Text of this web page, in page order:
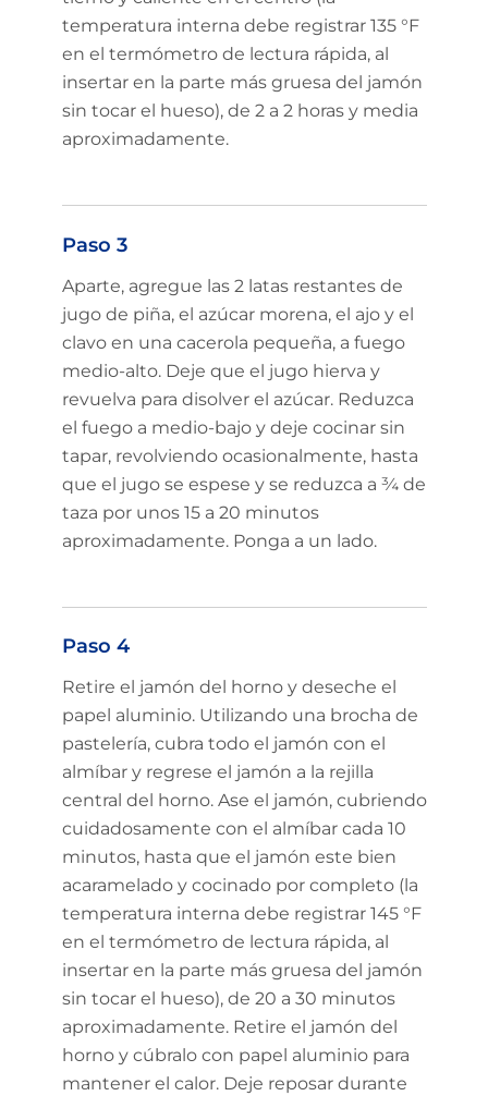
temperatura interna debe registrar 135 °F
en el termómetro de lectura rápida, al
insertar en la parte más gruesa del jamón
sin tocar el hueso), de 2 a 2 horas y media
aproximadamente.
Paso 3
Aparte, agregue las 2 latas restantes de
jugo de piña, el azúcar morena, el ajo y el
clavo en una cacerola pequeña, a fuego
medio-alto. Deje que el jugo hierva y
revuelva para disolver el azúcar. Reduzca
el fuego a medio-bajo y deje cocinar sin
tapar, revolviendo ocasionalmente, hasta
que el jugo se espese y se reduzca a ¾ de
taza por unos 15 a 20 minutos
aproximadamente. Ponga a un lado.
Paso 4
Retire el jamón del horno y deseche el
papel aluminio. Utilizando una brocha de
pastelería, cubra todo el jamón con el
almíbar y regrese el jamón a la rejilla
central del horno. Ase el jamón, cubriendo
cuidadosamente con el almíbar cada 10
minutos, hasta que el jamón este bien
acaramelado y cocinado por completo (la
temperatura interna debe registrar 145 °F
en el termómetro de lectura rápida, al
insertar en la parte más gruesa del jamón
sin tocar el hueso), de 20 a 30 minutos
aproximadamente. Retire el jamón del
horno y cúbralo con papel aluminio para
mantener el calor. Deje reposar durante